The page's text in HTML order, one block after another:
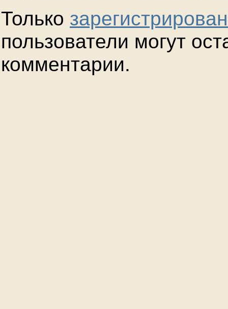
Только
пользователи могут
комментарии.